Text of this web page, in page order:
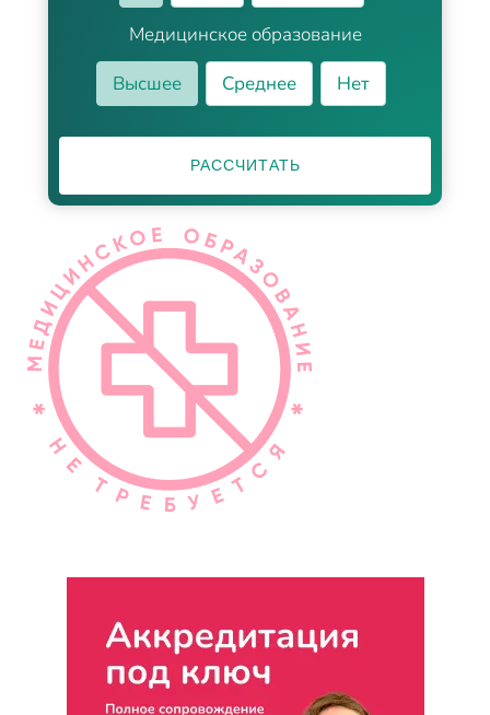
Медицинское образование
Высшее
Среднее Нет
РАССЧИТАТЬ